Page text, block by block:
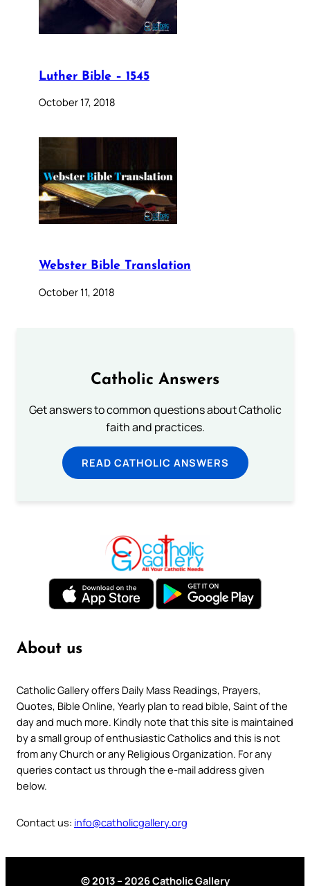
Luther Bible – 1545
October 17, 2018
Webster Bible Translation
October 11, 2018
Catholic Answers
Get answers to common questions about Catholic
faith and practices.
READ CATHOLIC ANSWERS
About us
Catholic Gallery offers Daily Mass Readings, Prayers,
Quotes, Bible Online, Yearly plan to read bible, Saint of the
day and much more. Kindly note that this site is maintained
by a small group of enthusiastic Catholics and this is not
from any Church or any Religious Organization. For any
queries contact us through the e-mail address given
below.
Contact us: info@catholicgallery.org
© 2013 – 2026 Catholic Gallery